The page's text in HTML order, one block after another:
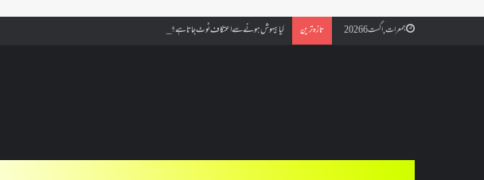
جمعرات, اگست 6 2026 تازہ ترین کیا بیہوش ہونے سے اعتکاف ٹوٹ جاتا ہے؟ اگر معتکف کو احتلام ہو جائے تو کیا اس کا اعتکاف ٹوٹ جائے گا؟فنائے